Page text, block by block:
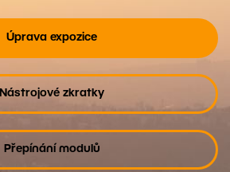
Úprava expozice
Nástrojové zkratky
Přepínání modulů